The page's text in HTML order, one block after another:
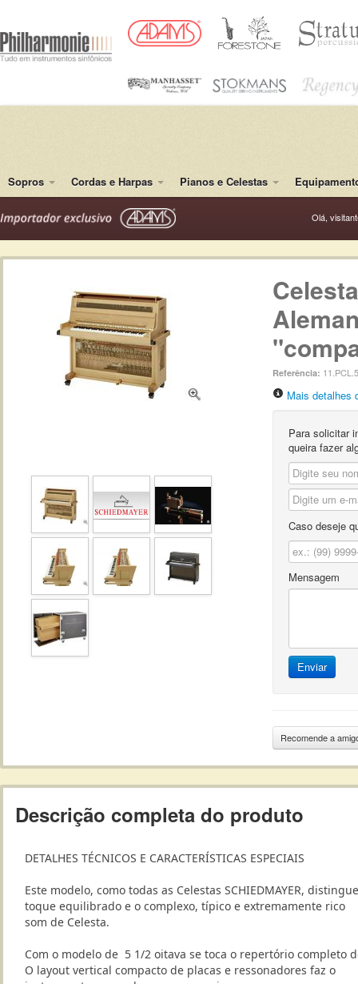
Sopros Cordas e Harpas Pianos e Celestas
Olá,
Referência:
Mais detalhes
Para solicitar
queira fazer
Caso deseje
Mensagem
Enviar
Recomende a
Descrição completa do produto
DETALHES TÉCNICOS E CARACTERÍSTICAS ESPECIAIS
Este modelo, como todas as Celestas SCHIEDMAYER, distingue
toque equilibrado e o complexo, típico e extremamente rico
som de Celesta.
Com o modelo de 5 1/2 oitava se toca o repertório completo
O layout vertical compacto de placas e ressonadores faz o